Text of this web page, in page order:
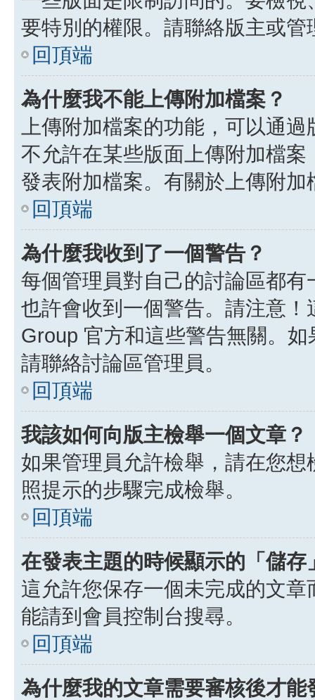
要特別的權限。請聯絡版主或管
回頂端
為什麼我不能上傳附加檔案？
上傳附加檔案的功能，可以通
不允許在某些版面上傳附加檔
發表附加檔案。有關於上傳附
回頂端
為什麼我收到了一個警告？
每個管理員對自己的討論區都
也許會收到一個警告。請注意
Group 官方和這些警告無關。
請聯絡討論區管理員。
回頂端
我該如何向版主檢舉一個文章？
如果管理員允許檢舉，請在您
照提示的步驟完成檢舉。
回頂端
在發表主題的時候顯示的「儲
這允許您保存一個未完成的文
能請到會員控制台搜尋。
回頂端
為什麼我的文章需要審核後才能